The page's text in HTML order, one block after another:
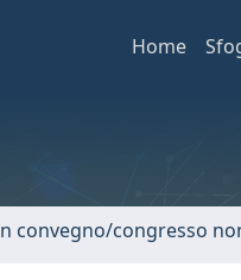
Home
convegno/congresso